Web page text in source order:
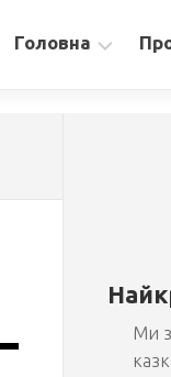
Головна
Збірка
Ми